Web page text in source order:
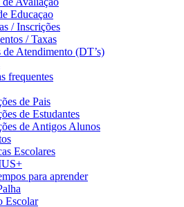
Educaçao
/ Inscrições
/ Taxas
Atendimento (DT’s)
frequentes
de Pais
de Estudantes
de Antigos Alunos
Escolares
para aprender
Escolar